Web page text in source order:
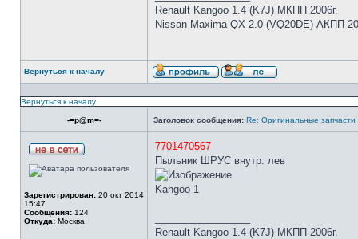
Renault Kangoo 1.4 (K7J) МКПП 2006г.
Nissan Maxima QX 2.0 (VQ20DE) АКПП
Вернуться к началу
Вернуться к началу
-=p@m=- Заголовок сообщения: Re: Оригинальные
Зарегистрирован: 20 окт 2014
15:47
Сообщения: 124
Откуда: Москва
7701470567
Пыльник ШРУС внутр. лев
Kangoo 1
Renault Kangoo 1.4 (K7J) МКПП 2006г.